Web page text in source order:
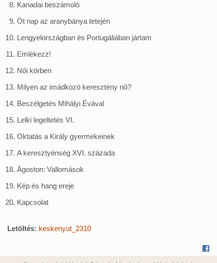
Kanadai beszámoló
Öt nap az aranybánya tetején
Lengyelországban és Portugáliában jártam
Emlékezz!
Női körben
Milyen az imádkozó keresztény nő?
Beszélgetés Mihályi Évával
Lelki legeltetés VI.
Oktatás a Király gyermekeinek
A keresztyénség XVI. százada
Ágoston: Vallomások
Kép és hang ereje
Kapcsolat
Letöltés: keskenyut_2310